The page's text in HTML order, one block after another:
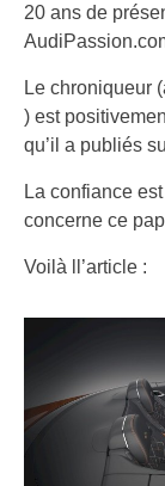
20 ans de
Le chroniqueur
) est
qu’il a publiés
La confiance
concerne ce
Voilà ll’article :